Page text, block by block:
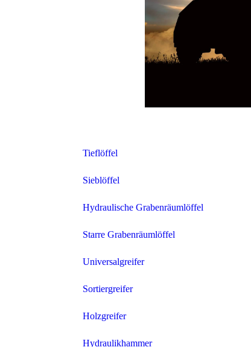
Tieflöffel
Sieblöffel
Hydraulische Grabenräumlöffel
Starre Grabenräumlöffel
Universalgreifer
Sortiergreifer
Holzgreifer
Hydraulikhammer